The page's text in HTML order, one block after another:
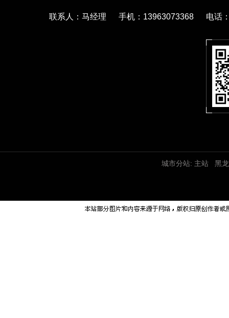
联系人：马经理 手机：13963073368 电话
城市分站: 主站 黑